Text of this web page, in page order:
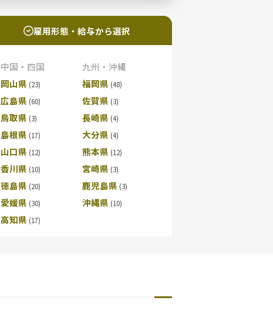
中国・四国
岡山県
広島県
鳥取県
島根県
山口県
香川県
徳島県
愛媛県
高知県
九州・沖縄
福岡県
佐賀県
長崎県
大分県
熊本県
宮崎県
鹿児島県
沖縄県
雇用形態・給与から選択